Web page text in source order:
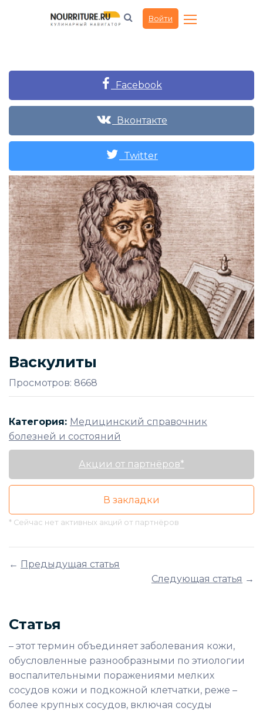
Войти
Facebook
Вконтакте
Twitter
Васкулиты
Просмотров: 8668
Категория: Медицинский справочник
болезней и состояний
Акции от партнёров*
В закладки
* Сейчас нет активных акций от партнёров
← Предыдущая статья
Следующая статья →
Статья
– этот термин объединяет заболевания кожи,
обусловленные разнообразными по этиологии
воспалительными поражениями мелких
сосудов кожи и подкожной клетчатки, реже –
более крупных сосудов, включая сосуды